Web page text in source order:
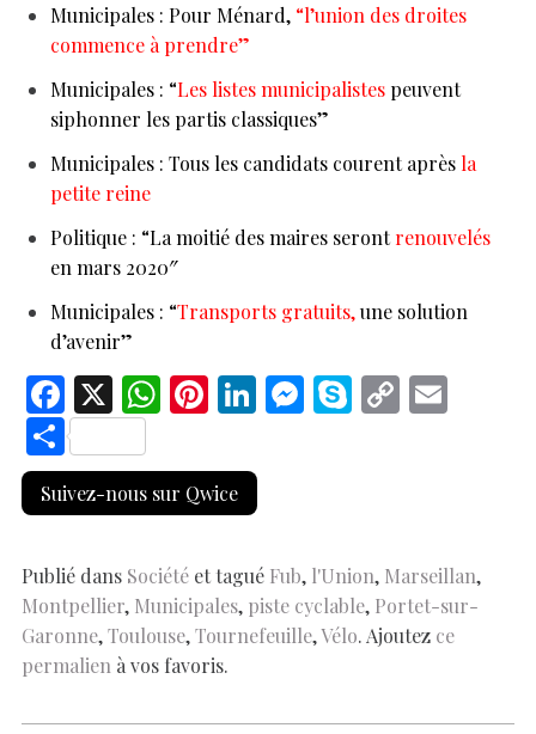
Municipales : Pour Ménard, “l’union des droites
commence à prendre”
Municipales : “Les listes municipalistes peuvent
siphonner les partis classiques”
Municipales : Tous les candidats courent après la
petite reine
Politique : “La moitié des maires serontrenouvelés
en mars 2020″
Municipales : “Transports gratuits,une solution
d’avenir”
F
ac
e
b
o
k
X W
at
s
p
p
Pi
er
es
Li
k
e
n
M
er
S C
n
k
S
h
ar
Suivez-nous sur Qwice
Publié dans Société et tagué Fub, l'Union, Marseillan,
Montpellier, Municipales, piste cyclable, Portet-sur-
Garonne,Toulouse,Tournefeuille,Vélo. Ajoutez ce
permalien à vos favoris.